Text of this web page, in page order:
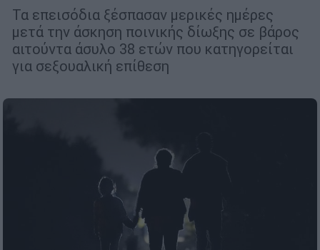
Τα επεισόδια ξέσπασαν μερικές ημέρες
μετά την άσκηση ποινικής δίωξης σε βάρος
αιτούντα άσυλο 38 ετών που κατηγορείται
για σεξουαλική επίθεση